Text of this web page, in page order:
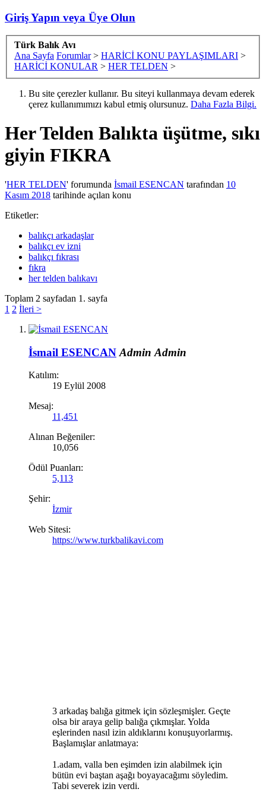
Giriş Yapın veya Üye Olun
Türk Balık Avı
Ana Sayfa Forumlar > HARİCİ KONU PAYLAŞIMLARI >
HARİCİ KONULAR > HER TELDEN >
Bu site çerezler kullanır. Bu siteyi kullanmaya devam ederek
çerez kullanımımızı kabul etmiş olursunuz. Daha Fazla Bilgi.
Her Telden Balıkta üşütme, sıkı
giyin FIKRA
'HER TELDEN' forumunda İsmail ESENCAN tarafından 10
Kasım 2018 tarihinde açılan konu
Etiketler:
balıkçı arkadaşlar
balıkçı ev izni
balıkçı fıkrası
fıkra
her telden balıkavı
Toplam 2 sayfadan 1. sayfa
1 2 İleri >
İsmail ESENCAN Admin Admin
Katılım:
19 Eylül 2008
Mesaj:
11,451
Alınan Beğeniler:
10,056
Ödül Puanları:
5,113
Şehir:
İzmir
Web Sitesi:
https://www.turkbalikavi.com
3 arkadaş balığa gitmek için sözleşmişler. Geçte
olsa bir araya gelip balığa çıkmışlar. Yolda
eşlerinden nasıl izin aldıklarını konuşuyorlarmış.
Başlamışlar anlatmaya:
1.adam, valla ben eşimden izin alabilmek için
bütün evi baştan aşağı boyayacağımı söyledim.
Tabi severek izin verdi.